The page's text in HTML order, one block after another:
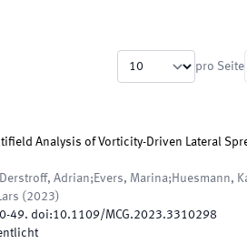
pro Seite
Analysis of Vorticity-Driven Lateral
Adrian;Evers, Marina;Huesmann,
( 2023)
-49. doi:10.1109/MCG.2023.3310298